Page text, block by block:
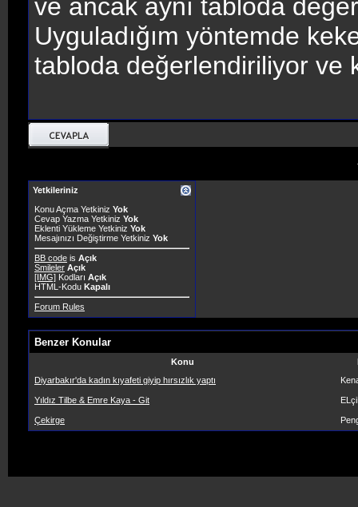
ve ancak aynı tabloda
Uyguladığım yöntemde
tabloda değerlendiriliyor ve
Yetkileriniz
Konu Açma Yetkiniz Yok
Cevap Yazma Yetkiniz Yok
Eklenti Yükleme Yetkiniz Yok
Mesajınızı Değiştirme Yetkiniz Yok
BB code is Açık
Smileler Açık
[IMG] Kodları Açık
HTML-Kodu Kapalı
Forum Rules
Benzer Konular
Konu
Diyarbakır'da kadın kıyafeti giyip hırsızlık yaptı
Yıldız Tilbe & Emre Kaya - Git
Çekirge